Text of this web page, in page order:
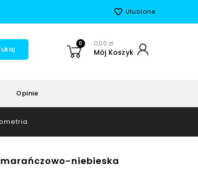
favorite_border Ulubione
0 0,00 zł
Mój Koszyk
Opinie
niebieska